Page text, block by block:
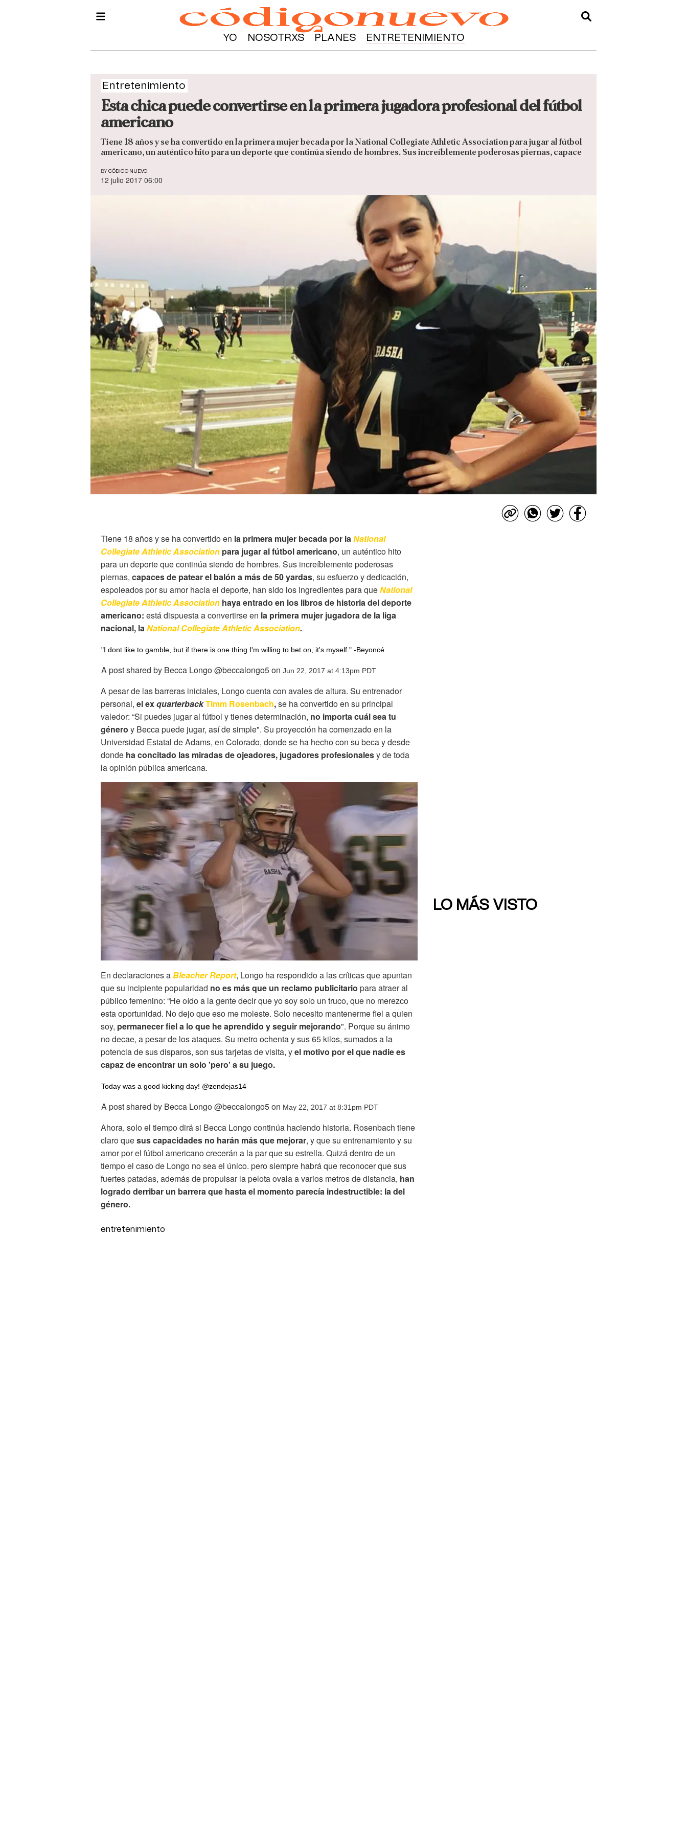
YO NOSOTRXS PLANES ENTRETENIMIENTO
Entretenimiento
Esta chica puede convertirse en la primera jugadora profesional del fútbol
americano
Tiene 18 años y se ha convertido en la primera mujer becada por la National Collegiate Athletic Association para jugar al fútbol
americano, un auténtico hito para un deporte que continúa siendo de hombres. Sus increíblemente poderosas piernas, capace
BY CÓDIGO NUEVO
12 julio 2017 06:00
Tiene 18 años y se ha convertido en la primera mujer becada por laNational
Collegiate Athletic Association para jugar al fútbol americano, un auténtico hito
para un deporte que continúa siendo de hombres. Sus increíblemente poderosas
piernas, capaces de patear el balón a más de 50 yardas, su esfuerzo y dedicación,
espoleados por su amor hacia el deporte, han sido los ingredientes para queNational
Collegiate Athletic Association haya entrado en los libros de historia del deporte
americano: está dispuesta a convertirse en la primera mujer jugadora de la liga
nacional, laNational Collegiate Athletic Association.
"I dont like to gamble, but if there is one thing I'm willing to bet on, it's myself." -Beyoncé
A post shared by Becca Longo @beccalongo5 on Jun 22, 2017 at 4:13pm PDT
A pesar de las barreras iniciales, Longo cuenta con avales de altura. Su entrenador
personal, el exquarterbackTimm Rosenbach,se ha convertido en su principal
valedor: “Si puedes jugar al fútbol y tienes determinación, no importa cuál sea tu
género y Becca puede jugar, así de simple". Su proyección ha comenzado en la
Universidad Estatal de Adams, en Colorado, donde se ha hecho con su beca y desde
donde ha concitado las miradas de ojeadores, jugadores profesionalesy de toda
la opinión pública americana.
En declaraciones aBleacher Report, Longo ha respondido a las críticas que apuntan
que su incipiente popularidad no es más que un reclamo publicitario para atraer al
público femenino: “He oído a la gente decir que yo soy solo un truco, que no merezco
esta oportunidad. No dejo que eso me moleste. Solo necesito mantenerme fiel a quien
soy, permanecer fiel a lo que he aprendido y seguir mejorando". Porque su ánimo
no decae, a pesar de los ataques. Su metro ochenta y sus 65 kilos, sumados a la
potencia de sus disparos, son sus tarjetas de visita, yel motivo por el que nadie es
capaz de encontrar un solo 'pero' a su juego.
Today was a good kicking day! @zendejas14
A post shared by Becca Longo @beccalongo5 on May 22, 2017 at 8:31pm PDT
Ahora, solo el tiempo dirá si Becca Longo continúa haciendo historia. Rosenbach tiene
claro quesus capacidades no harán más que mejorar, y que su entrenamiento y su
amor por el fútbol americano crecerán a la par que su estrella. Quizá dentro de un
tiempo el caso de Longo no sea el único. pero siempre habrá que reconocer que sus
fuertes patadas, además de propulsar la pelota ovala a varios metros de distancia, han
logrado derribar un barrera que hasta el momento parecía indestructible: la del
género.
entretenimiento
LO MÁS VISTO